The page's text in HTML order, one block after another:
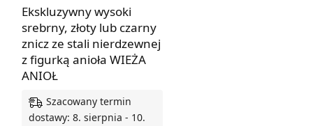
Ekskluzywny wysoki
srebrny, złoty lub czarny
znicz ze stali nierdzewnej
z figurką anioła WIEŻA
ANIOŁ
Szacowany termin
dostawy: 8. sierpnia - 10.